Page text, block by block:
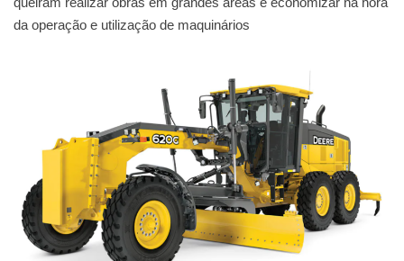
da operação e utilização de maquinários